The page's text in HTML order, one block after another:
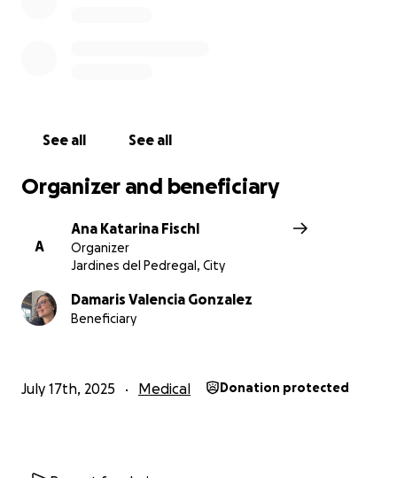
pequeño acto de generosidad puede cambiar una
lo que ella sola ya no puede lograr.
See all See all
Organizer and beneficiary
A
Ana Katarina Fischl
Organizer
Jardines del Pedregal, City
Damaris Valencia Gonzalez
Beneficiary
July 17th, 2025 Medical Donation protected